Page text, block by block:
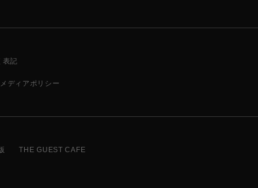
表記
ディアポリシー
THE GUEST CAFE